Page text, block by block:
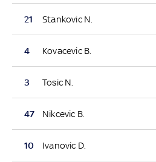
21 Stankovic N.
4 Kovacevic B.
3 Tosic N.
47 Nikcevic B.
10 Ivanovic D.